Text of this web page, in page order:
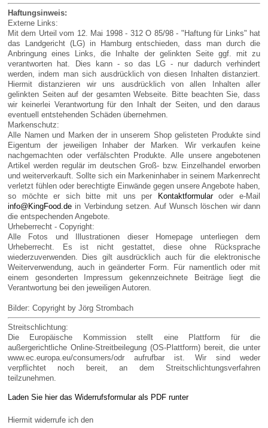
Haftungsinweis:
Externe Links:
Mit dem Urteil vom 12. Mai 1998 - 312 O 85/98 - "Haftung für Links" hat
das Landgericht (LG) in Hamburg entschieden, dass man durch die
Anbringung eines Links, die Inhalte der gelinkten Seite ggf. mit zu
verantworten hat. Dies kann - so das LG - nur dadurch verhindert
werden, indem man sich ausdrücklich von diesen Inhalten distanziert.
Hiermit distanzieren wir uns ausdrücklich von allen Inhalten aller
gelinkten Seiten auf der gesamten Webseite. Bitte beachten Sie, dass
wir keinerlei Verantwortung für den Inhalt der Seiten, und den daraus
eventuell entstehenden Schäden übernehmen.
Markenschutz:
Alle Namen und Marken der in unserem Shop gelisteten Produkte sind
Eigentum der jeweiligen Inhaber der Marken. Wir verkaufen keine
nachgemachten oder verfälschten Produkte. Alle unsere angebotenen
Artikel werden regulär im deutschen Groß- bzw. Einzelhandel erworben
und weiterverkauft. Sollte sich ein Markeninhaber in seinem Markenrecht
verletzt fühlen oder berechtigte Einwände gegen unsere Angebote haben,
so möchte er sich bitte mit uns per
Kontaktformularoder e-Mail
info@KingFood.de in Verbindung setzen. Auf Wunsch löschen wir dann
die entspechenden Angebote.
Urheberrecht - Copyright:
Alle Fotos und Illustrationen dieser Homepage unterliegen dem
Urheberrecht. Es ist nicht gestattet, diese ohne Rücksprache
wiederzuverwenden. Dies gilt ausdrücklich auch für die elektronische
Weiterverwendung, auch in geänderter Form. Für namentlich oder mit
einem gesonderten Impressum gekennzeichnete Beiträge liegt die
Verantwortung bei den jeweiligen Autoren.
Bilder: Copyright by Jörg Strombach
Streitschlichtung:
Die Europäische Kommission stellt eine Plattform für die
außergerichtliche Online-Streitbeilegung (OS-Plattform) bereit, die unter
www.ec.europa.eu/consumers/odr aufrufbar ist. Wir sind weder
verpflichtet noch bereit, an dem Streitschlichtungsverfahren
teilzunehmen.
Laden Sie hier das Widerrufsformular als PDF runter
Hiermit widerrufe ich den